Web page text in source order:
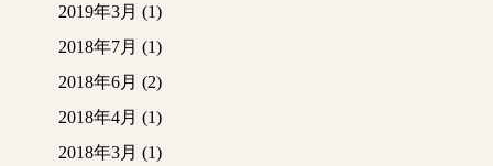
2019年3月 (1)
2018年7月 (1)
2018年6月 (2)
2018年4月 (1)
2018年3月 (1)